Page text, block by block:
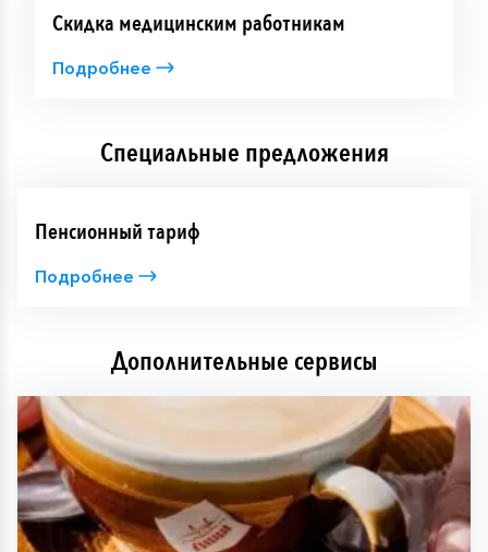
Скидка медицинским работникам
Подробнее
Специальные предложения
Пенсионный тариф
Подробнее
Дополнительные сервисы